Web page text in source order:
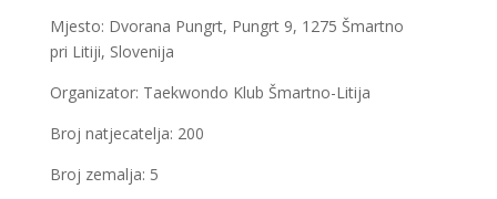
Mjesto: Dvorana Pungrt, Pungrt 9, 1275 Šmartno
pri Litiji, Slovenija
Organizator: Taekwondo Klub Šmartno-Litija
Broj natjecatelja: 200
Broj zemalja: 5